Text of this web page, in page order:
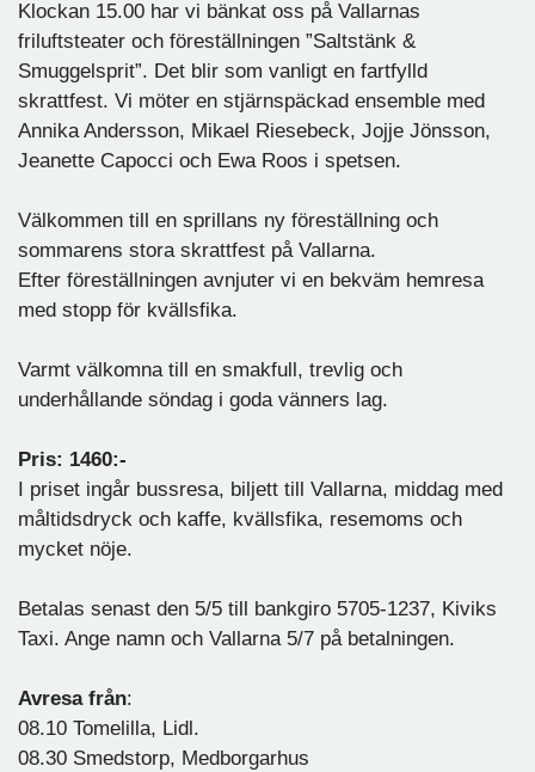
Klockan 15.00 har vi bänkat oss på Vallarnas
friluftsteater och föreställningen ”Saltstänk &
Smuggelsprit”. Det blir som vanligt en fartfylld
skrattfest. Vi möter en stjärnspäckad ensemble med
Annika Andersson, Mikael Riesebeck, Jojje Jönsson,
Jeanette Capocci och Ewa Roos i spetsen.
Välkommen till en sprillans ny föreställning och
sommarens stora skrattfest på Vallarna.
Efter föreställningen avnjuter vi en bekväm hemresa
med stopp för kvällsfika.
Varmt välkomna till en smakfull, trevlig och
underhållande söndag i goda vänners lag.
Pris: 1460:-
I priset ingår bussresa, biljett till Vallarna, middag med
måltidsdryck och kaffe, kvällsfika, resemoms och
mycket nöje.
Betalas senast den 5/5 till bankgiro 5705-1237, Kiviks
Taxi. Ange namn och Vallarna 5/7 på betalningen.
Avresa från:
08.10 Tomelilla, Lidl.
08.30 Smedstorp, Medborgarhus